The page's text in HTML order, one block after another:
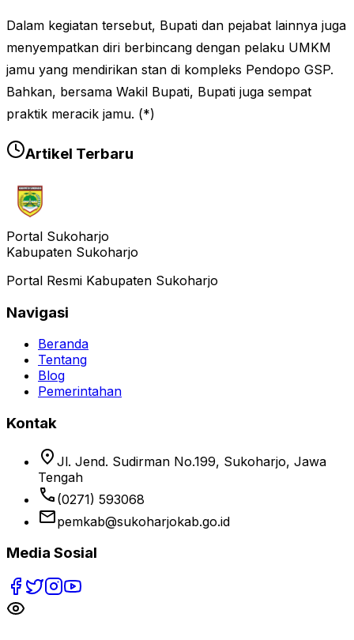
Dalam kegiatan tersebut, Bupati dan pejabat lainnya juga
menyempatkan diri berbincang dengan pelaku UMKM
jamu yang mendirikan stan di kompleks Pendopo GSP.
Bahkan, bersama Wakil Bupati, Bupati juga sempat
praktik meracik jamu. (*)
Artikel Terbaru
Portal Sukoharjo
Kabupaten Sukoharjo
Portal Resmi Kabupaten Sukoharjo
Navigasi
Beranda
Tentang
Blog
Pemerintahan
Kontak
location_on Jl. Jend. Sudirman No.199, Sukoharjo, Jawa
Tengah
phone (0271) 593068
emailpemkab@sukoharjokab.go.id
Media Sosial